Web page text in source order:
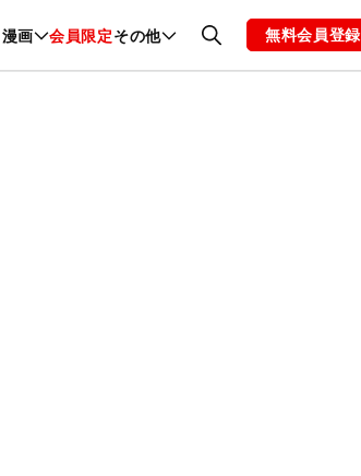
漫画 会員限定その他
ファッション 恋愛・結婚 編集部 お知らせ
無料会員登録